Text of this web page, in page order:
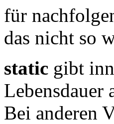
für
das nicht so
static gibt
Lebensdauer
Bei anderen